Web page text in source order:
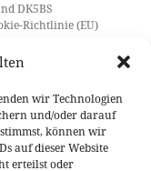
wir Technologien
und/oder darauf
können wir
auf dieser Website
erteilst oder
DK5BS
Richtlinie (EU)